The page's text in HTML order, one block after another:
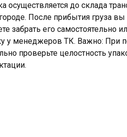
осуществляется до склада
После прибытия груза
забрать его самостоятельно
у менеджеров ТК. Важно: При
проверьте целостность